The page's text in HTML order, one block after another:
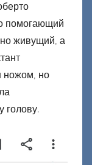
помогающий
живущий, а
ножом, но
голову.